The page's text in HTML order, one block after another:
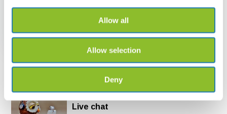
Allow all
Allow selection
Deny
Hölzerner
€ 62,48
Live chat